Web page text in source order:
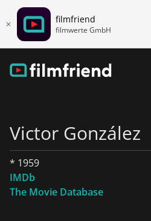
filmfriend
filmwerte GmbH
Victor González
* 1959
IMDb
The Movie Database